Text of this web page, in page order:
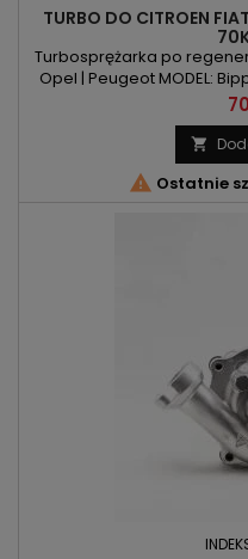
TURBO DO CITROEN
Turbosprężarka po
Opel | Peugeot MODEL:
Musa | Nemo | Panda | Punto
Z13DT | Z13DTJ | F13DTE5 |
199A2.000 |
1.3JTDMOC:

 Ostatnie